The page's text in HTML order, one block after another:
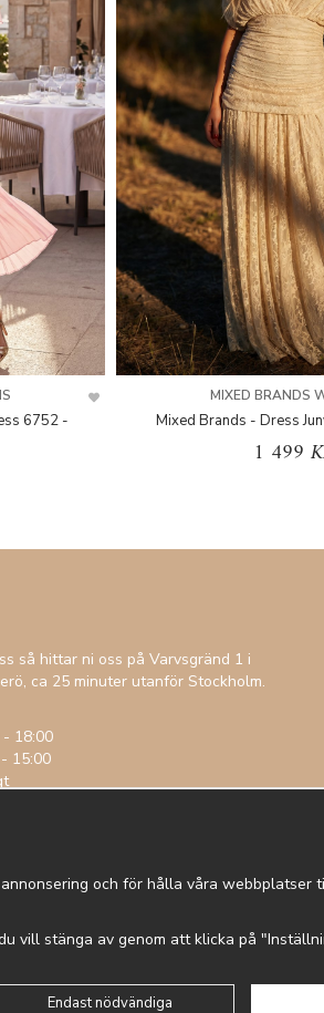
6752 -
MIXED BRANDS
Mixed Brands - Dress
1 499
så hittar ni oss på Varvsgränd 1 i
ca 25 minuter utanför Stockholm.
18:00
15:00
och för hålla våra
vill stänga av genom att klicka på
Endast nödvändiga